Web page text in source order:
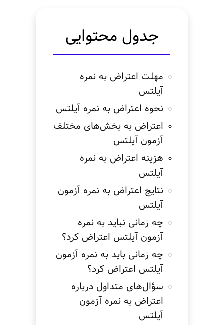
جدول محتوایی
مهلت اعتراض به نمره
آیلتس
نحوه اعتراض به نمره آیلتس
اعتراض به بخش‌های مختلف
آزمون آیلتس
هزینه اعتراض به نمره
آیلتس
نتایج اعتراض به نمره آزمون
آیلتس
چه زمانی نباید به نمره
آزمون آیلتس اعتراض کرد؟
چه زمانی باید به نمره آزمون
آیلتس اعتراض کرد؟
سؤال‌های متداول درباره
اعتراض به نمره آزمون
آیلتس